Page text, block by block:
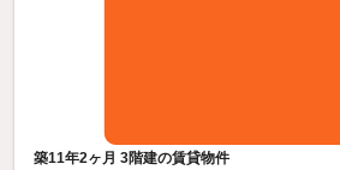
築11年2ヶ月 3階建の賃貸物件